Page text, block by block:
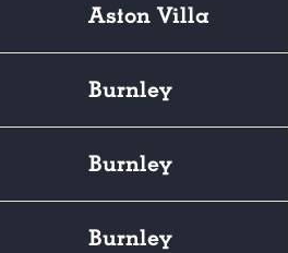
Aston Villa
Burnley
Burnley
Burnley